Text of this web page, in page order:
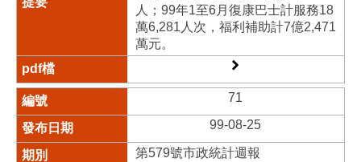
人；99年1至6月復康巴士計服務18
萬6,281人次，福利補助計7億2,471
萬元。
71
99-08-25
第579號市政統計週報